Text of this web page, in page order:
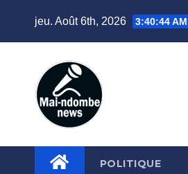
jeu. Août 6th, 2026 3:40:45 AM
POLITIQUE